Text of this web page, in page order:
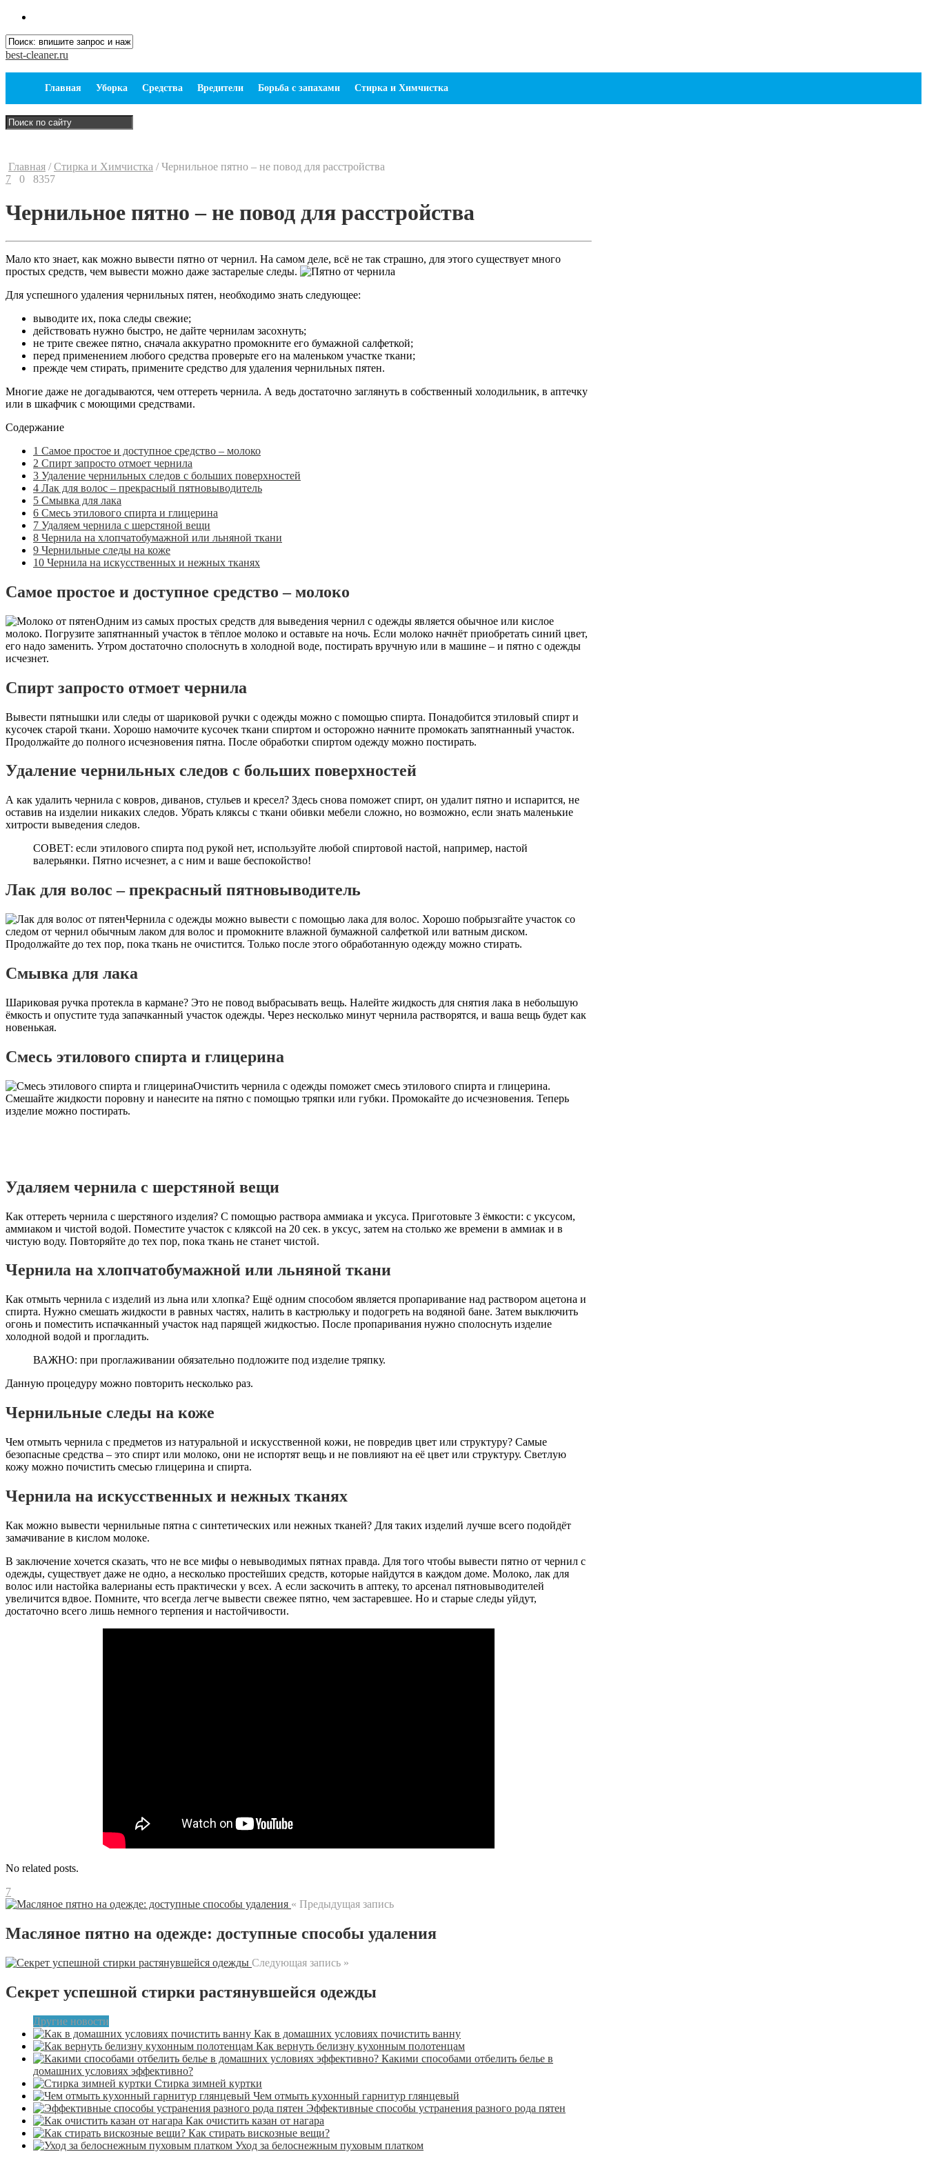
best-cleaner.ru
Главная Уборка Средства Вредители Борьба с запахами Стирка и Химчистка
Главная /Стирка и Химчистка /Чернильное пятно – не повод для расстройства
7
0 8357
Чернильное пятно – не повод для расстройства
Мало кто знает, как можно вывести пятно от чернил. На самом деле, всё не так страшно, для этого существует много
простых средств, чем вывести можно даже застарелые следы.
Для успешного удаления чернильных пятен, необходимо знать следующее:
выводите их, пока следы свежие;
действовать нужно быстро, не дайте чернилам засохнуть;
не трите свежее пятно, сначала аккуратно промокните его бумажной салфеткой;
перед применением любого средства проверьте его на маленьком участке ткани;
прежде чем стирать, примените средство для удаления чернильных пятен.
Многие даже не догадываются, чем оттереть чернила. А ведь достаточно заглянуть в собственный холодильник, в аптечку
или в шкафчик с моющими средствами.
Содержание
1 Самое простое и доступное средство – молоко
2 Спирт запросто отмоет чернила
3 Удаление чернильных следов с больших поверхностей
4 Лак для волос – прекрасный пятновыводитель
5 Смывка для лака
6 Смесь этилового спирта и глицерина
7 Удаляем чернила с шерстяной вещи
8 Чернила на хлопчатобумажной или льняной ткани
9 Чернильные следы на коже
10 Чернила на искусственных и нежных тканях
Самое простое и доступное средство – молоко
Одним из самых простых средств для выведения чернил с одежды является обычное или кислое
молоко. Погрузите запятнанный участок в тёплое молоко и оставьте на ночь. Если молоко начнёт приобретать синий цвет,
его надо заменить. Утром достаточно сполоснуть в холодной воде, постирать вручную или в машине – и пятно с одежды
исчезнет.
Спирт запросто отмоет чернила
Вывести пятнышки или следы от шариковой ручки с одежды можно с помощью спирта. Понадобится этиловый спирт и
кусочек старой ткани. Хорошо намочите кусочек ткани спиртом и осторожно начните промокать запятнанный участок.
Продолжайте до полного исчезновения пятна. После обработки спиртом одежду можно постирать.
Удаление чернильных следов с больших поверхностей
А как удалить чернила с ковров, диванов, стульев и кресел? Здесь снова поможет спирт, он удалит пятно и испарится, не
оставив на изделии никаких следов. Убрать кляксы с ткани обивки мебели сложно, но возможно, если знать маленькие
хитрости выведения следов.
СОВЕТ: если этилового спирта под рукой нет, используйте любой спиртовой настой, например, настой
валерьянки. Пятно исчезнет, а с ним и ваше беспокойство!
Лак для волос – прекрасный пятновыводитель
Чернила с одежды можно вывести с помощью лака для волос. Хорошо побрызгайте участок со
следом от чернил обычным лаком для волос и промокните влажной бумажной салфеткой или ватным диском.
Продолжайте до тех пор, пока ткань не очистится. Только после этого обработанную одежду можно стирать.
Смывка для лака
Шариковая ручка протекла в кармане? Это не повод выбрасывать вещь. Налейте жидкость для снятия лака в небольшую
ёмкость и опустите туда запачканный участок одежды. Через несколько минут чернила растворятся, и ваша вещь будет как
новенькая.
Смесь этилового спирта и глицерина
Очистить чернила с одежды поможет смесь этилового спирта и глицерина.
Смешайте жидкости поровну и нанесите на пятно с помощью тряпки или губки. Промокайте до исчезновения. Теперь
изделие можно постирать.
Удаляем чернила с шерстяной вещи
Как оттереть чернила с шерстяного изделия? С помощью раствора аммиака и уксуса. Приготовьте 3 ёмкости: с уксусом,
аммиаком и чистой водой. Поместите участок с кляксой на 20 сек. в уксус, затем на столько же времени в аммиак и в
чистую воду. Повторяйте до тех пор, пока ткань не станет чистой.
Чернила на хлопчатобумажной или льняной ткани
Как отмыть чернила с изделий из льна или хлопка? Ещё одним способом является пропаривание над раствором ацетона и
спирта. Нужно смешать жидкости в равных частях, налить в кастрюльку и подогреть на водяной бане. Затем выключить
огонь и поместить испачканный участок над парящей жидкостью. После пропаривания нужно сполоснуть изделие
холодной водой и прогладить.
ВАЖНО: при проглаживании обязательно подложите под изделие тряпку.
Данную процедуру можно повторить несколько раз.
Чернильные следы на коже
Чем отмыть чернила с предметов из натуральной и искусственной кожи, не повредив цвет или структуру? Самые
безопасные средства – это спирт или молоко, они не испортят вещь и не повлияют на её цвет или структуру. Светлую
кожу можно почистить смесью глицерина и спирта.
Чернила на искусственных и нежных тканях
Как можно вывести чернильные пятна с синтетических или нежных тканей? Для таких изделий лучше всего подойдёт
замачивание в кислом молоке.
В заключение хочется сказать, что не все мифы о невыводимых пятнах правда. Для того чтобы вывести пятно от чернил с
одежды, существует даже не одно, а несколько простейших средств, которые найдутся в каждом доме. Молоко, лак для
волос или настойка валерианы есть практически у всех. А если заскочить в аптеку, то арсенал пятновыводителей
увеличится вдвое. Помните, что всегда легче вывести свежее пятно, чем застаревшее. Но и старые следы уйдут,
достаточно всего лишь немного терпения и настойчивости.
No related posts.
7
« Предыдущая запись
Масляное пятно на одежде: доступные способы удаления
Следующая запись »
Секрет успешной стирки растянувшейся одежды
Другие новости
Как в домашних условиях почистить ванну
Как вернуть белизну кухонным полотенцам
Какими способами отбелить белье в
домашних условиях эффективно?
Стирка зимней куртки
Чем отмыть кухонный гарнитур глянцевый
Эффективные способы устранения разного рода пятен
Как очистить казан от нагара
Как стирать вискозные вещи?
Уход за белоснежным пуховым платком